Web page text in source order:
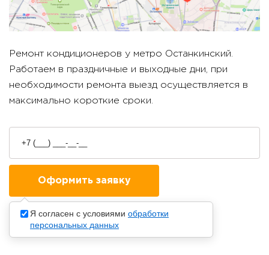
Ремонт кондиционеров у метро Останкинский.
Работаем в праздничные и выходные дни, при
необходимости ремонта выезд осуществляется в
максимально короткие сроки.
Я согласен с условиями обработки
персональных данных